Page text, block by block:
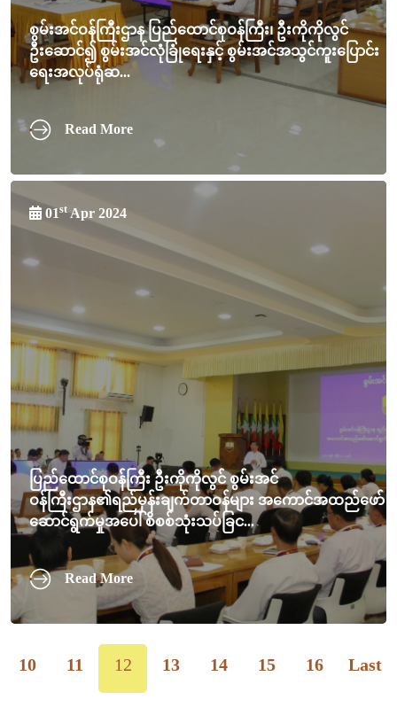
စွမ်းအင်ဝန်ကြီးဌာန ပြည်ထောင်စုဝန်ကြီး၊ ဦးကိုကိုလွင်
ဦးဆောင်၍ စွမ်းအင်လုံခြုံရေးနှင့် စွမ်းအင်အသွင်ကူးပြောင်း
ရေးအလုပ်ရုံဆ...
Read More
01stApr 2024
ပြည်ထောင်စုဝန်ကြီး ဦးကိုကိုလွင် စွမ်းအင်
ဝန်ကြီးဌာန၏ရည်မှန်းချက်တာဝန်များ အကောင်အထည်ဖော်
ဆောင်ရွက်မှုအပေါ် စိစစ်သုံးသပ်ခြင...
Read More
10 11 12 13 14 15 16 Last